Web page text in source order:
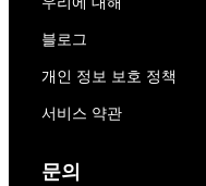
블로그
개인 정보 보호 정책
서비스 약관
문의